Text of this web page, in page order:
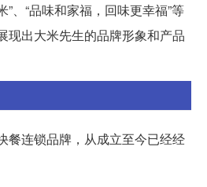
“品味和家福，回味更幸福”等
现出大米先生的品牌形象和产品
餐连锁品牌，从成立至今已经经